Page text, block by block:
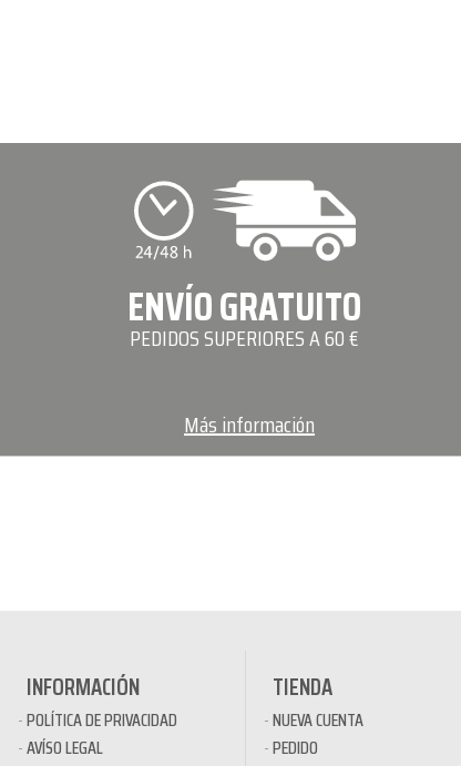
ENVÍO GRATUITO
PEDIDOS SUPERIORES A 60 €
Más información
INFORMACIÓN
POLÍTICA DE PRIVACIDAD
AVÍSO LEGAL
TIENDA
NUEVA CUENTA
PEDIDO